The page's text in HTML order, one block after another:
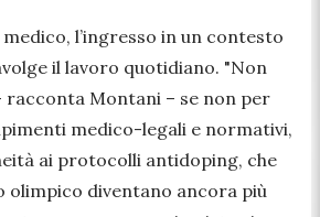
l’ingresso in un contesto
il lavoro quotidiano. "Non
racconta Montani – se non per
medico-legali e normativi,
ai protocolli antidoping, che
olimpico diventano ancora più